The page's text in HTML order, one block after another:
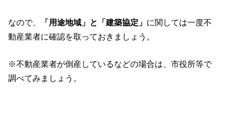
なので、 「用途地域」と「建築協定」 に関しては一度不
動産業者に確認を取っておきましょう。
※不動産業者が倒産しているなどの場合は、市役所等で
調べてみましょう。